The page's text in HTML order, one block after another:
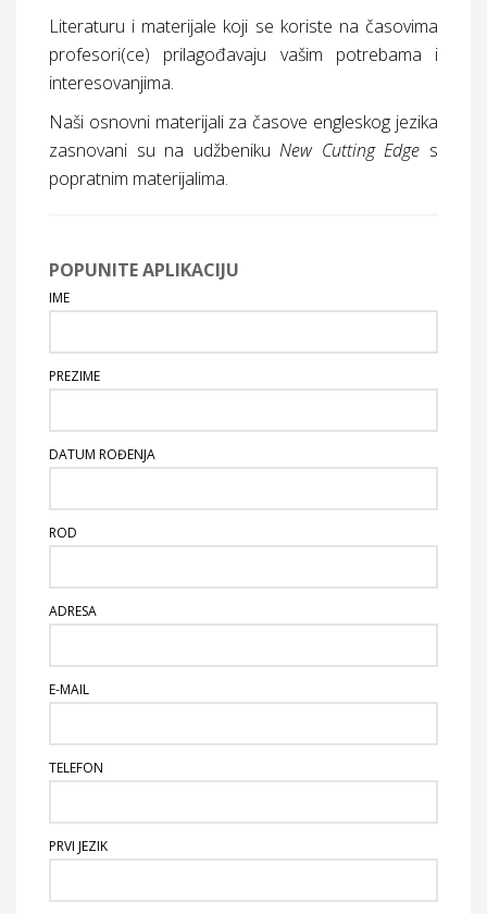
Literaturu i materijale koji se koriste na časovima
profesori(ce) prilagođavaju vašim potrebama i
interesovanjima.
Naši osnovni materijali za časove engleskog jezika
zasnovani su na udžbenikuNew Cutting Edge s
popratnim materijalima.
POPUNITE APLIKACIJU
IME
PREZIME
DATUM ROĐENJA
ROD
ADRESA
E-MAIL
TELEFON
PRVI JEZIK